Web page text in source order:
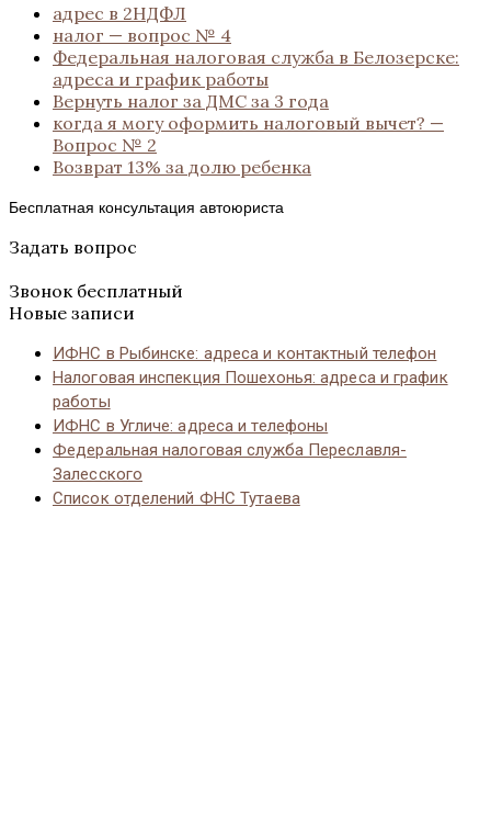
адрес в 2НДФЛ
налог — вопрос № 4
Федеральная налоговая служба в Белозерске:
адреса и график работы
Вернуть налог за ДМС за 3 года
когда я могу оформить налоговый вычет? —
Вопрос № 2
Возврат 13% за долю ребенка
Бесплатная консультация автоюриста
Задать вопрос
Звонок бесплатный
Новые записи
ИФНС в Рыбинске: адреса и контактный телефон
Налоговая инспекция Пошехонья: адреса и график
работы
ИФНС в Угличе: адреса и телефоны
Федеральная налоговая служба Переславля-
Залесского
Список отделений ФНС Тутаева